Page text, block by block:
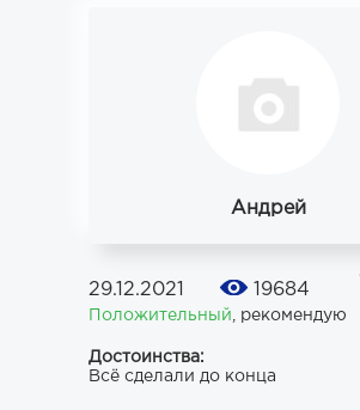
Андрей
29.12.2021 19684
Положительный рекомендую
Достоинства:
Всё сделали до конца